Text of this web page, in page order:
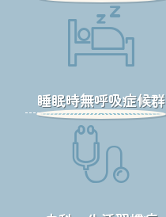
睡眠時無呼吸症候群